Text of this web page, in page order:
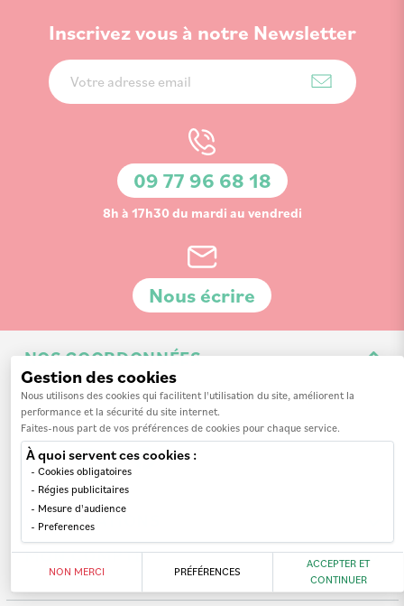
Inscrivez vous à notre Newsletter
Inscription
à
09 77 96 68 18
8h à 17h30 du mardi au vendredi
Nous écrire
NOS COORDONNÉES
3 Av. de la 3ème Division d'Infanterie Britannique
14200 Hérouville-Saint-Clair
INFORMATIONS
Nos revendeurs
A propos de nous
MON COMPTE
Mes commandes
Gestion des cookies
Nous utilisons des cookies qui facilitent l'utilisation du site, améliorent la
performance et la sécurité du site internet.
Faites-nous part de vos préférences de cookies pour chaque service.
À quoi servent ces cookies :
Cookies obligatoires
Régies publicitaires
Mesure d'audience
Preferences
NON MERCI PRÉFÉRENCES
ACCEPTER ET
CONTINUER